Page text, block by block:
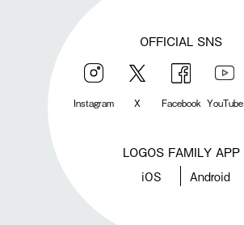
OFFICIAL SNS
Instagram X Facebook YouTube
LOGOS FAMILY APP
iOS Android